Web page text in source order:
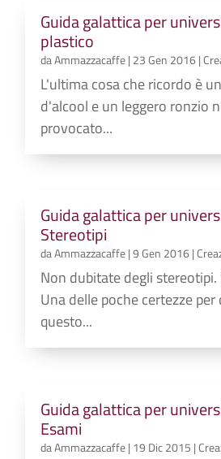
Guida galattica per
plastico
daAmmazzacaffe| 23 Gen 2016|
L'ultima cosa che ricordo è
d'alcool e un leggero ronzio
provocato...
Guida galattica per
Stereotipi
daAmmazzacaffe|9 Gen 2016|
Non dubitate degli stereotipi.
Una delle poche certezze per
questo...
Guida galattica per
Esami
daAmmazzacaffe| 19 Dic 2015 |